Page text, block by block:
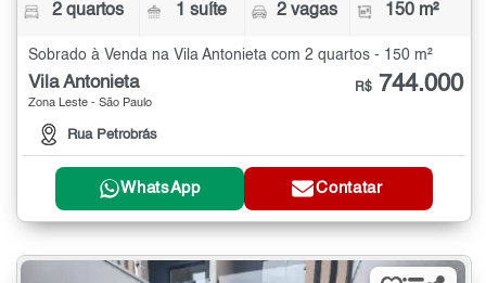
2 quartos 1 suíte 2 vagas 150 m²
Sobrado à Venda na Vila Antonieta com 2 quartos - 150 m²
Vila Antonieta
Zona Leste - São Paulo
Rua Petrobrás
R$ 744.000
WhatsApp Contatar